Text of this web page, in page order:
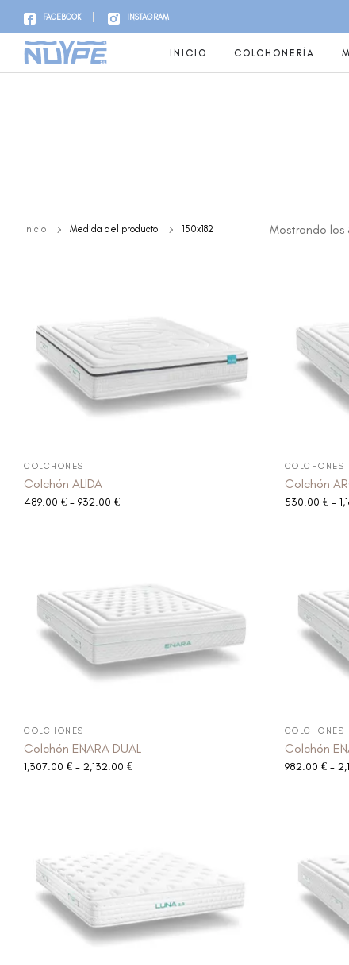
FACEBOOK INSTAGRAM
INICIO COLCHONERÍA
Inicio Medida del producto 150x182 Mostrando los
COLCHONES
Colchón ALIDA
489.00 € - 932.00 €
COLCHONES
Colchón
530.00 € -
COLCHONES
Colchón ENARA DUAL
1,307.00 € - 2,132.00 €
COLCHONES
Colchón
982.00 € -